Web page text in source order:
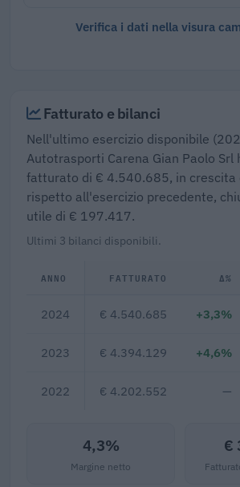
Verifica i dati nella visura
Fatturato e bilanci
Nell'ultimo esercizio disponibile
Autotrasporti Carena Gian Paolo Srl
fatturato di € 4.540.685, in crescita
rispetto all'esercizio precedente,
utile di € 197.417.
Ultimi 3 bilanci disponibili.
ANNO FATTURATO Δ%
2024 € 4.540.685 +3,3%
2023 € 4.394.129 +4,6%
2022 € 4.202.552 —
4,3%
Margine netto
€